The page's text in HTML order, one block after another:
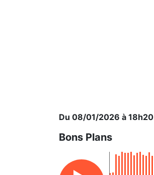
Du 08/01/2026 à 18h20
Bons Plans